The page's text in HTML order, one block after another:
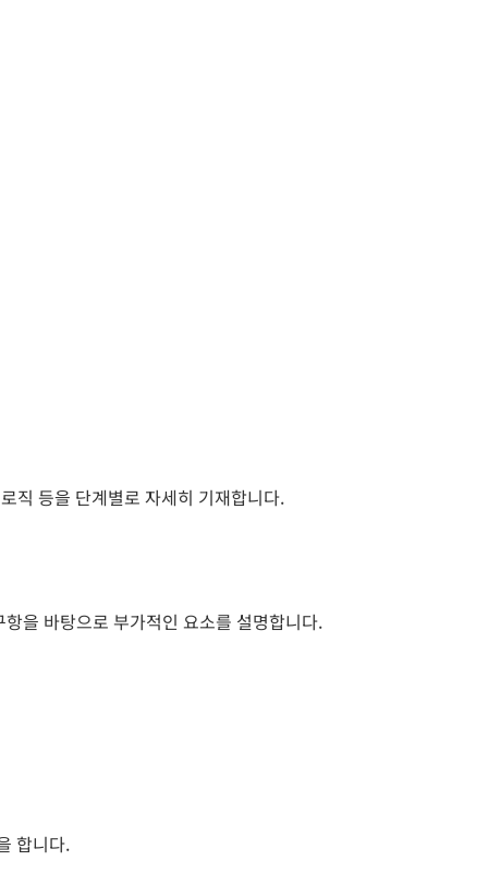
직 등을 단계별로 자세히 기재합니다.
을 바탕으로 부가적인 요소를 설명합니다.
합니다.